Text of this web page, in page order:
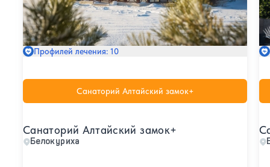
Санаторий Алтайский замок+
Белокуриха
Профилей лечения: 10
Санаторий Алтайский замок+